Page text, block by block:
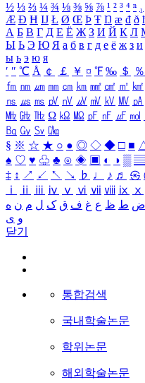
½ ⅓ ⅔ ¼ ¾ ⅛ ⅜ ⅝ ⅞ ¹ ² ³ ⁴ ⁿ ₁
Æ Ð Ħ Ĳ Ł Ø Œ Þ Ŧ Ŋ æ đ ð
А Б В Г Д Е Ё Ж З И Й К Л
Ы Ь Э Ю Я а б в г д е ё ж з и
ы ь э ю я
′ ″ ℃ Å ￠ ￡ ￥ ¤ ℉ ‰ ＄ ％
㎙ ㎚ ㎛ ㎜ ㎝ ㎞ ㎟ ㎠ ㎡ ㎢
㎱ ㎲ ㎳ ㎴ ㎵ ㎶ ㎷ ㎸ ㎹ ㎀
㎒ ㎓ ㎔ Ω ㏀ ㏁ ㎊ ㎋ ㎌ ㏖
㏃ ㏉ ㏜ ㏆
§ ※ ☆ ★ ○ ● ◎ ◇ ◆ □ ■
♠ ♡ ♥ ♧ ♣ ⊙ ◈ ▣ ◐ ◑ ▒ ▤
‡ ↕ ↗ ↙ ↖ ↘ ♭ ♩ ♪ ♬ ㉿
ⅰ
ⅱ ⅲ ⅳ ⅴ ⅵ ⅶ ⅷ ⅸ ⅹ
ض ط ظ ع غ ف ق ک ل م ن ه
و ی
닫기
통합검색
국내학술논문
학위논문
해외학술논문